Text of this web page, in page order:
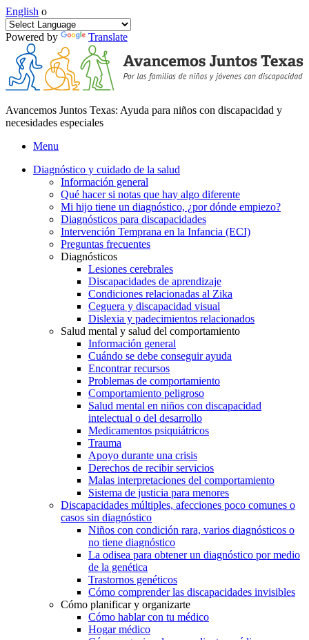
English o
Powered by Translate
Avancemos Juntos Texas: Ayuda para niños con discapacidad y
necesidades especiales
Menu
Diagnóstico y cuidado de la salud
Información general
Qué hacer si notas que hay algo diferente
Mi hijo tiene un diagnóstico, ¿por dónde empiezo?
Diagnósticos para discapacidades
Intervención Temprana en la Infancia (ECI)
Preguntas frecuentes
Diagnósticos
Lesiones cerebrales
Discapacidades de aprendizaje
Condiciones relacionadas al Zika
Ceguera y discapacidad visual
Dislexia y padecimientos relacionados
Salud mental y salud del comportamiento
Información general
Cuándo se debe conseguir ayuda
Encontrar recursos
Problemas de comportamiento
Comportamiento peligroso
Salud mental en niños con discapacidad
intelectual o del desarrollo
Medicamentos psiquiátricos
Trauma
Apoyo durante una crisis
Derechos de recibir servicios
Malas interpretaciones del comportamiento
Sistema de justicia para menores
Discapacidades múltiples, afecciones poco comunes o
casos sin diagnóstico
Niños con condición rara, varios diagnósticos o
no tiene diagnóstico
La odisea para obtener un diagnóstico por medio
de la genética
Trastornos genéticos
Cómo comprender las discapacidades invisibles
Cómo planificar y organizarte
Cómo hablar con tu médico
Hogar médico